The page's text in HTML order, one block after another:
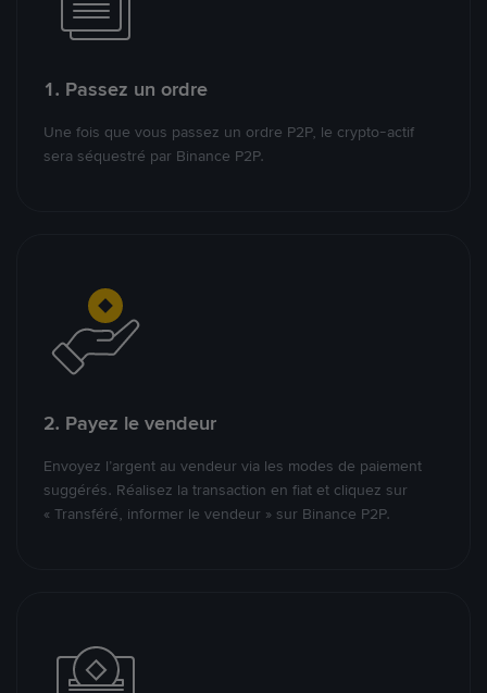
1. Passez un ordre
Une fois que vous passez un ordre P2P, le crypto-actif
sera séquestré par Binance P2P.
2. Payez le vendeur
Envoyez l’argent au vendeur via les modes de paiement
suggérés. Réalisez la transaction en fiat et cliquez sur
« Transféré, informer le vendeur » sur Binance P2P.